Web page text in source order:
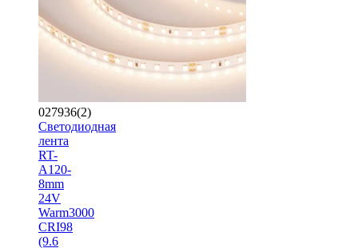
027936(2)
Светодиодная
лента
RT-
A120-
8mm
24V
Warm3000
CRI98
(9.6